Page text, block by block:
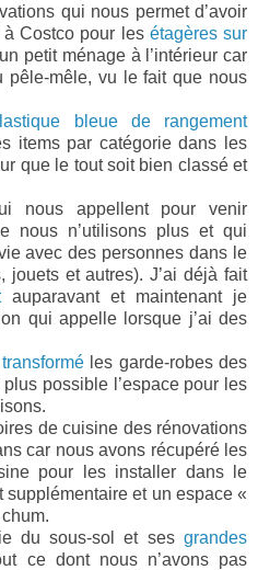
qui nous permet d’avoir
à Costco pour les étagères sur
petit ménage à l’intérieur car
pêle-mêle, vu le fait que nous
bleue de rangement
items par catégorie dans les
que le tout soit bien classé et
nous appellent pour venir
nous n’utilisons plus et qui
avec des personnes dans le
jouets et autres). J’ai déjà fait
auparavant et maintenant je
qui appelle lorsque j’ai des
transforméles garde-robes des
possible l’espace pour les
de cuisine des rénovations
car nous avons récupéré les
pour les installer dans le
et un espace «
du sous-sol et ses grandes
ce dont nous n’avons pas